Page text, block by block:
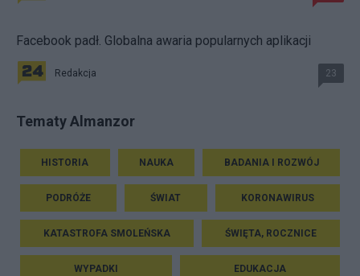
Facebook padł. Globalna awaria popularnych aplikacji
Redakcja 23
Tematy Almanzor
HISTORIA NAUKA BADANIA I ROZWÓJ
PODRÓŻE ŚWIAT KORONAWIRUS
KATASTROFA SMOLEŃSKA ŚWIĘTA, ROCZNICE
WYPADKI EDUKACJA